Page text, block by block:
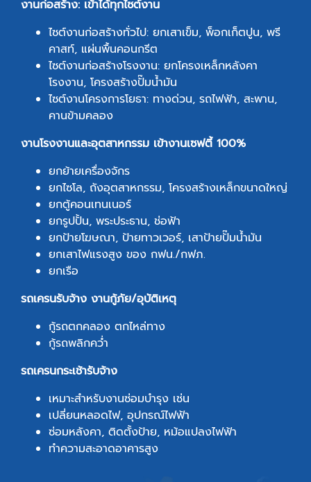
งานก่อสร้าง: เข้าได้ทุกไซต์งาน
ไซต์งานก่อสร้างทั่วไป: ยกเสาเข็ม, พ็อกเก็ตปูน, พรี
คาสท์, แผ่นพื้นคอนกรีต
ไซต์งานก่อสร้างโรงงาน: ยกโครงเหล็กหลังคา
โรงงาน, โครงสร้างปั๊มน้ำมัน
ไซต์งานโครงการโยธา: ทางด่วน, รถไฟฟ้า, สะพาน,
คานข้ามคลอง
งานโรงงานและอุตสาหกรรม เข้างานเซฟตี้ 100%
ยกย้ายเครื่องจักร
ยกไซโล, ถังอุตสาหกรรม, โครงสร้างเหล็กขนาดใหญ่
ยกตู้คอนเทนเนอร์
ยกรูปปั้น, พระประธาน, ช่อฟ้า
ยกป้ายโฆษณา, ป้ายทาวเวอร์, เสาป้ายปั๊มน้ำมัน
ยกเสาไฟแรงสูง ของ กฟน./กฟภ.
ยกเรือ
รถเครนรับจ้าง งานกู้ภัย/อุบัติเหตุ
กู้รถตกคลอง ตกไหล่ทาง
กู้รถพลิกคว่ำ
รถเครนกระเช้ารับจ้าง
เหมาะสำหรับงานซ่อมบำรุง เช่น
เปลี่ยนหลอดไฟ, อุปกรณ์ไฟฟ้า
ซ่อมหลังคา, ติดตั้งป้าย, หม้อแปลงไฟฟ้า
ทำความสะอาดอาคารสูง